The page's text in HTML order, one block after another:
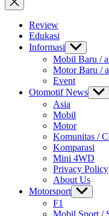
Review
Edukasi
Informasi Show
sub
menu
Mobil Baru /
Motor Baru /
Event
Otomotif News Show
sub
Asia
Mobil
Motor
Komunitas /
Komparasi
Mini 4WD
Privacy Policy
About Us
Motorsport Show
sub
menu
F1
Mobil Sport /